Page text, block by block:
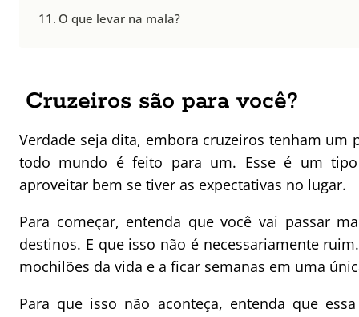
O que levar na mala?
Cruzeiros são para você?
Verdade seja dita, embora cruzeiros tenham
todo mundo é feito para um. Esse é um
aproveitar bem se tiver as expectativas no lugar.
Para começar, entenda que você vai passar
destinos. E que isso não é necessariamente
mochilões da vida e a ficar semanas em uma
Para que isso não aconteça, entenda que